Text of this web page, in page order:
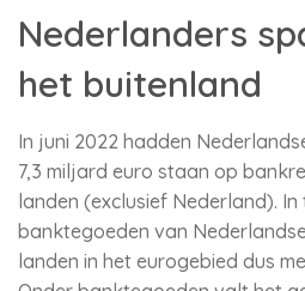
Nederlanders
het buitenland
In juni 2022 hadden
7,3 miljard euro staan op
landen (exclusief Nederland).
banktegoeden van
landen in het eurogebied dus